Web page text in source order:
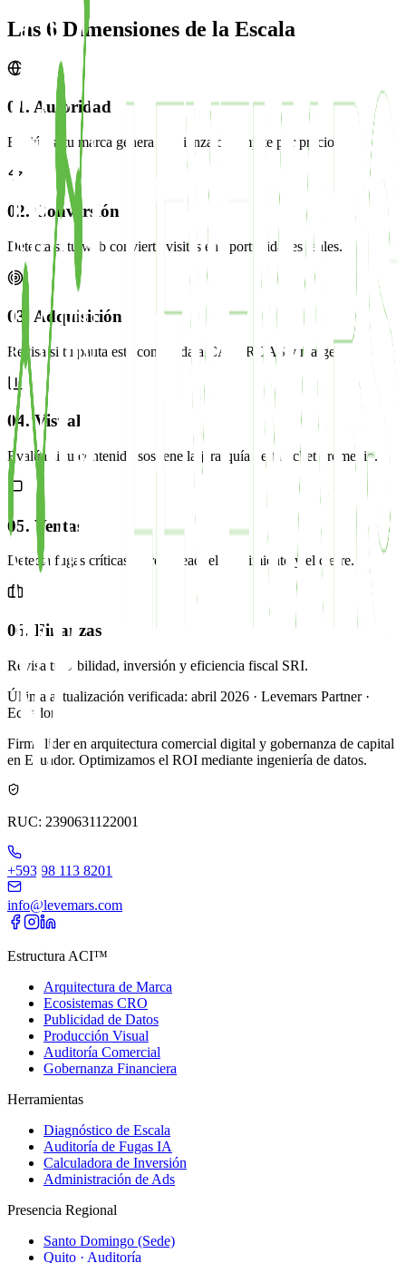
Las 6 Dimensiones de la Escala
01. Autoridad
Evalúa si tu marca genera confianza o compite por precio.
02. Conversión
Detecta si tu web convierte visitas en oportunidades reales.
03. Adquisición
Revisa si tu pauta está conectada a CAC, ROAS y margen.
04. Visual
Evalúa si tu contenido sostiene la jerarquía de tu ticket promedio.
05. Ventas
Detecta fugas críticas entre el lead, el seguimiento y el cierre.
06. Finanzas
Revisa trazabilidad, inversión y eficiencia fiscal SRI.
Última actualización verificada: abril 2026 · Levemars Partner ·
Ecuador
Firma líder en arquitectura comercial digital y gobernanza de capital
en Ecuador. Optimizamos el ROI mediante ingeniería de datos.
RUC: 2390631122001
+593 98 113 8201
info@levemars.com
Estructura ACI™
Arquitectura de Marca
Ecosistemas CRO
Publicidad de Datos
Producción Visual
Auditoría Comercial
Gobernanza Financiera
Herramientas
Diagnóstico de Escala
Auditoría de Fugas IA
Calculadora de Inversión
Administración de Ads
Presencia Regional
Santo Domingo (Sede)
Quito · Auditoría